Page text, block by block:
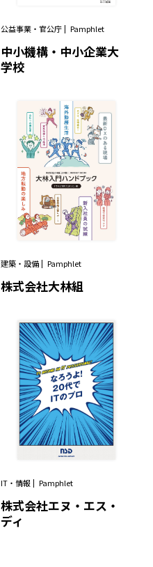
公益事業・官公庁 Pamphlet
中小機構・中小企業大
学校
建築・設備 Pamphlet
株式会社大林組
IT・情報 Pamphlet
株式会社エヌ・エス・
ディ